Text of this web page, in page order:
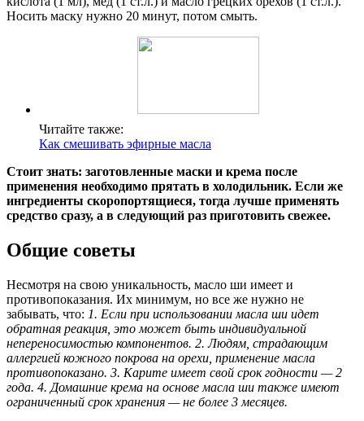
Носить маску нужно 20 минут, потом смыть.
Читайте также:
Как смешивать эфирные масла
Стоит знать: заготовленные маски и крема после
применения необходимо прятать в холодильник. Если же
ингредиенты скоропортящиеся, тогда лучше применять
средство сразу, а в следующий раз приготовить свежее.
Общие советы
Несмотря на свою уникальность, масло ши имеет и
противопоказания. Их минимум, но все же нужно не
забывать, что: 1. Если при использовании масла ши идет
обратная реакция, это может быть индивидуальной
непереносимостью компонентов. 2. Людям, страдающим
аллергией кожного покрова на орехи, применение масла
противопоказано. 3. Карите имеет свой срок годности — 2
года. 4. Домашние крема на основе масла ши также имеют
ограниченный срок хранения — не более 3 месяцев.